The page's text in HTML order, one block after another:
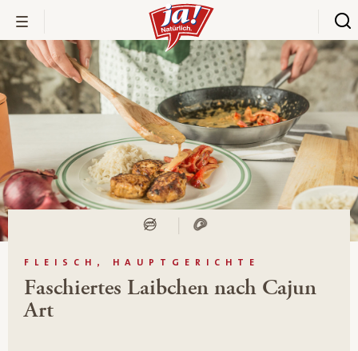
FLEISCH, HAUPTGERICHTE
Faschiertes Laibchen nach Cajun
Art